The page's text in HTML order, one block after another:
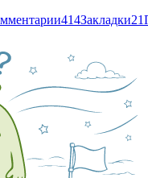
414Закладки21